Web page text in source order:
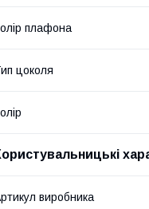
плафона
цоколя
виробника